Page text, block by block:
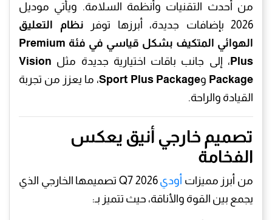
من أحدث التقنيات وأنظمة السلامة. ويأتي موديل
2026 بإضافات جديدة، أبرزها توفر
نظام التعليق
الهوائي المتكيف بشكل قياسي في فئة Premium
Plus ، إلى جانب باقات اختيارية جديدة مثل Vision
Package وSport Plus Package، ما يعزز من تجربة
القيادة والراحة.
تصميم خارجي أنيق يعكس
الفخامة
من أبرز مميزات أودي
Q7 2026 تصميمها الخارجي الذي
يجمع بين القوة والأناقة، حيث تتميز بـ: